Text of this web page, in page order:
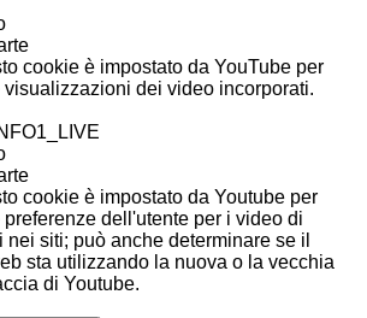
cookie è impostato da YouTube per
dei video incorporati.
cookie è impostato da Youtube per
dell'utente per i video di
siti; può anche determinare se il
sta utilizzando la nuova o la vecchia
di Youtube.